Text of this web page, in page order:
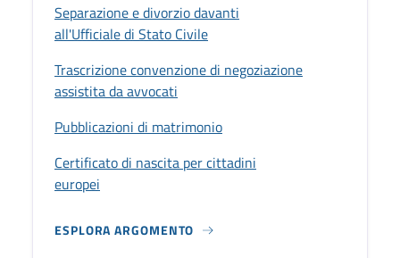
Separazione e divorzio davanti
all'Ufficiale di Stato Civile
Trascrizione convenzione di negoziazione
assistita da avvocati
Pubblicazioni di matrimonio
Certificato di nascita per cittadini
europei
ESPLORA ARGOMENTO